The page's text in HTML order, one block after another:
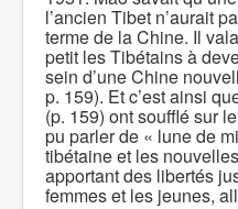
l’ancien Tibet n’aurait
terme de la Chine. Il
petit les Tibétains à
sein d’une Chine
p. 159). Et c’est ainsi
(p. 159) ont soufflé sur
pu parler de « lune de
tibétaine et les
apportant des libertés
femmes et les jeunes,